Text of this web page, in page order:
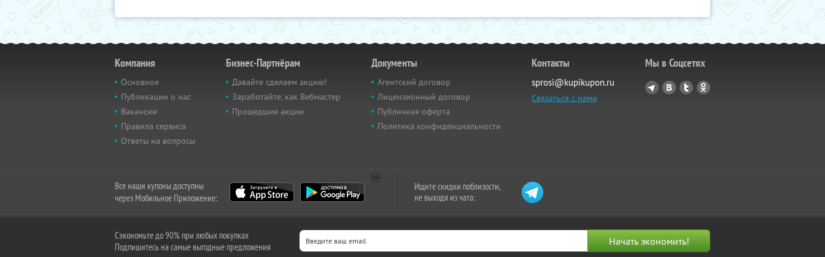
Компания
Основное
Публикации о нас
Вакансии
Правила сервиса
Ответы на вопросы
Бизнес-Партнёрам
Давайте сделаем акцию!
Заработайте, как Вебмастер
Прошедшие акции
Документы
Агентский договор
Лицензионный договор
Публичная оферта
Политика конфиденциальности
Контакты
sprosi@kupikupon.ru
Связаться с нами
Мы в Соцсетях
Все наши купоны доступны
через Мобильное Приложение:
Ищите скидки поблизости,
не выходя из чата:
Сэкономьте до 90% при любых покупках
Подпишитесь на самые выгодные предложения